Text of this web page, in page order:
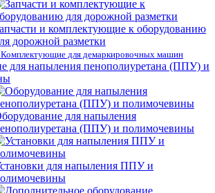
и комплектующие к оборудованию
дорожной разметки
для демаркировочных машин
для напыления пенополиуретана (ППУ) и
для напыления
(ППУ) и полимочевины
для напыления ППУ и